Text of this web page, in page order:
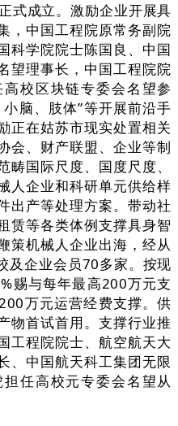
成立。激励企业开展具
，中国工程院原常务副院
科学院院士陈国良、中国
望理事长，中国工程院院
校区块链专委会名望参
脑、肢体”等开展前沿手
正在姑苏市现实处置相关
会、财产联盟、企业等制
国际尺度、国度尺度、
人企业和科研单元供给样
出产等处理方案。带动社
赁等各类体例支撑具身智
策机械人企业出海，经从
及企业会员70多家。按现
赐与每年最高200万元支
万元运营经费支撑。供
物首试首用。支撑行业推
工程院院士、航空航天大
、中国航天科工集团无限
任高校元专委会名望从